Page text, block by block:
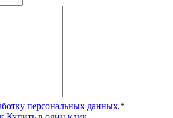
персональных данных.*